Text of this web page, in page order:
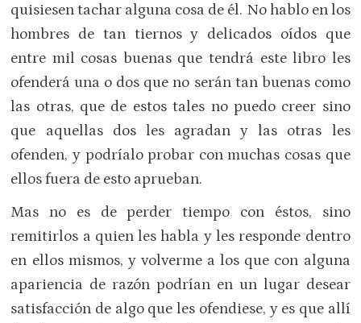
quisiesen tachar alguna cosa de él. No hablo en los
hombres de tan tiernos y delicados oídos que
entre mil cosas buenas que tendrá este libro les
ofenderá una o dos que no serán tan buenas como
las otras, que de estos tales no puedo creer sino
que aquellas dos les agradan y las otras les
ofenden, y podríalo probar con muchas cosas que
ellos fuera de esto aprueban.
Mas no es de perder tiempo con éstos, sino
remitirlos a quien les habla y les responde dentro
en ellos mismos, y volverme a los que con alguna
apariencia de razón podrían en un lugar desear
satisfacción de algo que les ofendiese, y es que allí